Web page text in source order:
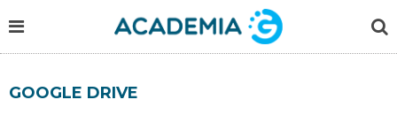
GOOGLE DRIVE